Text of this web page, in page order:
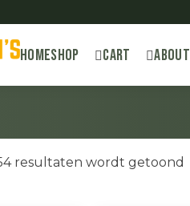
HomeShop Cart About
resultaten wordt getoond